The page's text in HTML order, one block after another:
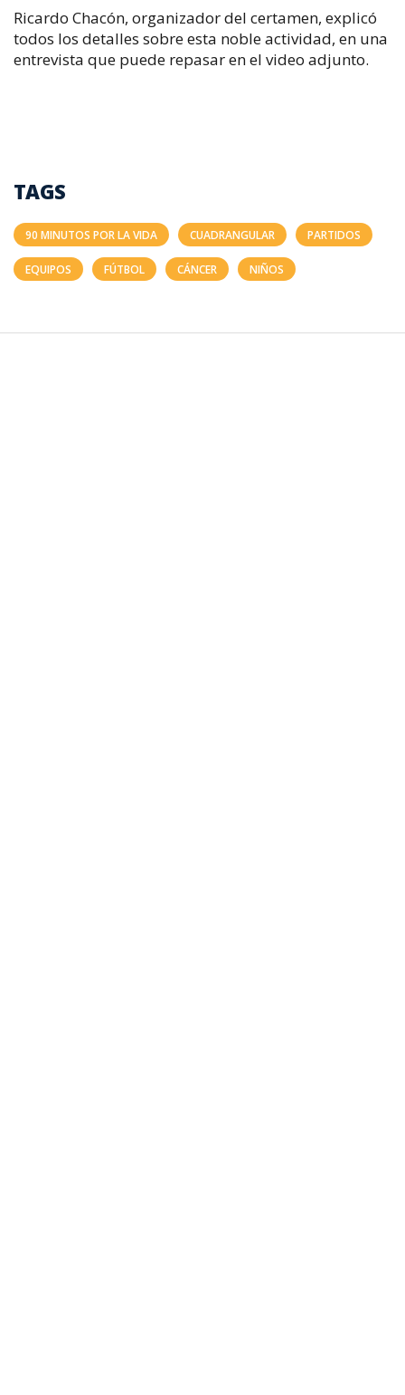
Ricardo Chacón, organizador del certamen, explicó
todos los detalles sobre esta noble actividad, en una
entrevista que puede repasar en el video adjunto.
TAGS
90 MINUTOS POR LA VIDA CUADRANGULAR PARTIDOS
EQUIPOS FÚTBOL CÁNCER NIÑOS